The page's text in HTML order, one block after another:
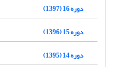
دوره 16 (1397)
دوره 15 (1396)
دوره 14 (1395)